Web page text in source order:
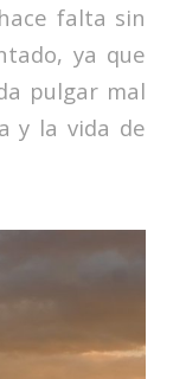
falta sin
ya que
pulgar mal
y la vida de